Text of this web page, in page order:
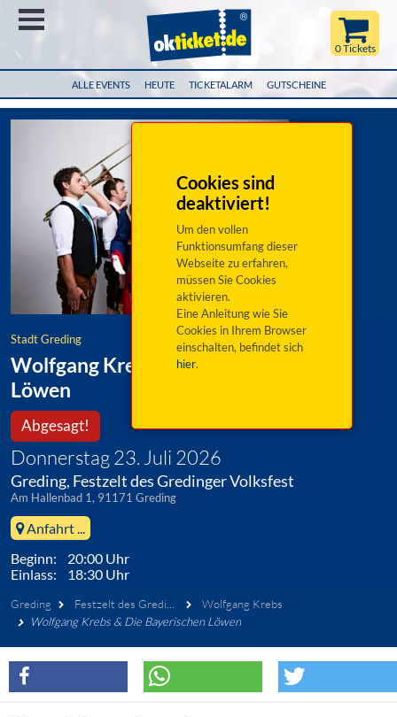
ALLE EVENTS HEUTE TICKETALARM GUTSCHEINE
0 Tickets
Cookies sind
deaktiviert!
Um den vollen
Funktionsumfang dieser
Webseite zu erfahren,
müssen Sie Cookies
aktivieren.
Eine Anleitung wie Sie
Cookies in Ihrem Browser
einschalten, befindet sich
hier.
Stadt Greding
Wolfgang Krebs & Die Bayerischen
Löwen
Abgesagt!
Donnerstag 23. Juli 2026
Greding, Festzelt des Gredinger Volksfest
Am Hallenbad 1, 91171 Greding
Anfahrt ...
Beginn: 20:00 Uhr
Einlass: 18:30 Uhr
Greding Festzelt des Gredinger Volksfest
Wolfgang Krebs
Wolfgang Krebs & Die Bayerischen Löwen